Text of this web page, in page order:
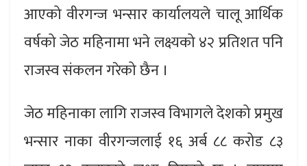
आएको वीरगन्ज भन्सार कार्यालयले चालू आर्थिक
वर्षको जेठ महिनामा भने लक्ष्यको ४२ प्रतिशत पनि
राजस्व संकलन गरेको छैन ।
जेठ महिनाका लागि राजस्व विभागले देशको प्रमुख
भन्सार नाका वीरगन्जलाई १६ अर्ब ८८ करोड ८३